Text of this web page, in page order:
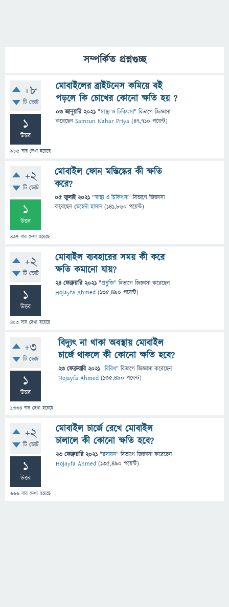
সম্পর্কিত প্রশ্নগুচ্ছ
+8
টি ভোট
1
উত্তর
985 বার দেখা হয়েছে
মোবাইলের ব্রাইটনেস কমিয়ে ব‌ই
পড়লে কি চোখের কোনো ক্ষতি হয় ?
03 জানুয়ারি 2021 "স্বাস্থ্য ও চিকিৎসা" বিভাগে জিজ্ঞাসা
করেছেনSamsun Nahar Priya (47,710 পয়েন্ট)
+2
টি ভোট
1
উত্তর
437 বার দেখা হয়েছে
মোবাইল ফোন মস্তিষ্কের কী ক্ষতি
করে?
05 জুলাই 2021 "স্বাস্থ্য ও চিকিৎসা" বিভাগে জিজ্ঞাসা
করেছেনমেহেদী হাসান (141,860 পয়েন্ট)
+2
টি ভোট
1
উত্তর
403 বার দেখা হয়েছে
মোবাইল ব্যবহারের সময় কী করে
ক্ষতি কমানো যায়?
24 ফেব্রুয়ারি 2021 "প্রযুক্তি" বিভাগে জিজ্ঞাসাকরেছেন
Hojayfa Ahmed (135,490 পয়েন্ট)
+3
টি ভোট
1
উত্তর
1,334 বার দেখা হয়েছে
বিদ্যুৎ না থাকা অবস্থায় মোবাইল
চার্জে থাকলে কী কোনো ক্ষতি হবে?
23 ফেব্রুয়ারি 2021 "বিবিধ" বিভাগে জিজ্ঞাসাকরেছেন
Hojayfa Ahmed (135,490 পয়েন্ট)
+2
টি ভোট
1
উত্তর
666 বার দেখা হয়েছে
মোবাইল চার্জে রেখে মোবাইল
চালালে কী কোনো ক্ষতি হবে?
23 ফেব্রুয়ারি 2021 "রসায়ন" বিভাগে জিজ্ঞাসাকরেছেন
Hojayfa Ahmed (135,490 পয়েন্ট)